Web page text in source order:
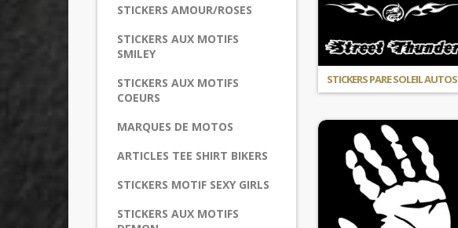
STICKERS AMOUR/ROSES
STICKERS AUX MOTIFS
SMILEY
STICKERS AUX MOTIFS
COEURS
MARQUES DE MOTOS
ARTICLES TEE SHIRT BIKERS
STICKERS MOTIF SEXY GIRLS
STICKERS AUX MOTIFS
STICKERS PARE SOLEIL AUTOS